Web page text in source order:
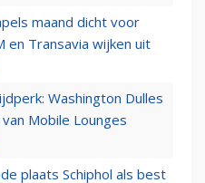
maand dicht voor
en Transavia wijken uit
Washington Dulles
Mobile Lounges
plaats Schiphol als best